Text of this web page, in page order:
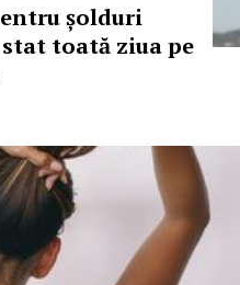
șolduri
toată ziua pe